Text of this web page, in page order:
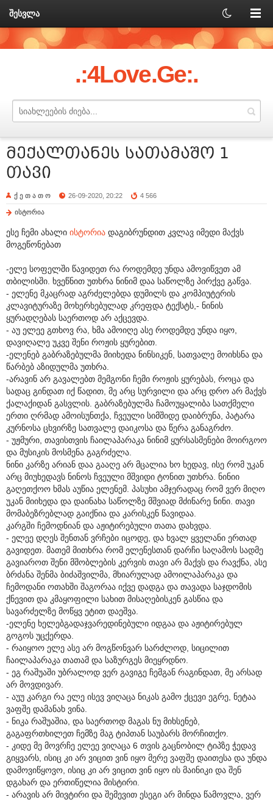
შესვლა
.:4Love.Ge:.
მექალთანეს სათამაშო 1
თავი
ქ ე თ ა თ ო 26-09-2020, 20:22 4 566
ისტორია
ესე ჩემი ახალი ისტორია დაგიბრუნდით კვლავ იმედი მაქვს
მოგეწონებათ
-ელე სოფელში წავიდეთ რა როდემდე უნდა ამოვიწვეთ ამ
თბილისში. ხვეწნით უთხრა ნინიმ დაა საწოლზე პირქვე გაწვა.
- ელენე მკაცრად აგრძელებდა დუმილს და კომპიუტერის
კლავიტურაზე მოხერხებულად კრეფდა ტექსტს,- ნინის
ყურადღებას საერთოდ არ აქცევდა.
- აუ ელეე გთხოვ რა, ხმა ამოიღე ასე როდემდე უნდა იყო,
დავიღალე უკვე შენი როჟის ყურებით.
-ელენებ გაბრაზებულმა მიიხედა ნინსიკენ, სათვალე მოიხსნა და
წარბებ აზიდულმა უთხრა.
-არავინ არ გავალებთ მემგონი ჩემი როჟის ყურებას, როცა და
სადაც გინდათ იქ წადით, მე არც სურვილი და არც დრო არ მაქვს
ქალაქიდან გასვლის. გაბრაზებულმა ჩამოუყალიბა სათქმელი
ერთი ღრმად ამოისუნთქა, ჩვეული სიმშიდე დაიბრუნა, პატარა
კურნოსა ცხვირზე სათვალე დაიკოსა და წერა განაგრძო.
- უჟმური, თავისთვის ჩაილაპარაკა ნინიმ ყურსასმენები მოირგოო
და მუსიკის მოსმენა გაგრძელა.
ნინი კარზე არიან დაა გააღე არ მცალია ხო ხედავ, ისე რომ უკან
არც მიუხედავს ნინოს ჩვეული მშვიდი ტონით უთხრა. ნინიი
გაღეთქოო ხმას აუწია ელენემ. პასუხი ამჯერადაც რომ ვერ მიღო
უკან მიიხედა და დაინახა საწოლზე მშვიად მძინარე ნინი. თავი
მომაბეზრებლად გაიქნია და კარისკენ წავიდაა.
კარგში ჩემოდნიან და აჟიტირებული თათა დახვდა.
- ელეე დღეს შენთან ვრჩები იცოდე, და ხვალ ყველანი ერთად
გავიდეთ. მათემ მითხრა რომ ელენესთან დარჩი საღამოს სადმე
გავიაროთ შენი მშობლების კერვის თავი არ მაქვს და რავქნა, ასე
ბრძანა შენმა ბიძაშვილმა, მხიარულად ამოილაპარაკა და
ჩემოდანი ოთახში შაგორაა იქვე დადგა და თავადა საჯდომის
ქნევით და კმაყოფილი სახით მისაღებისკენ გასწია და
სავარძელზე მოწყვ ეტით დაეშვა.
-ელენე ხელებგადაჯვარედინებული იდგაა და აჟიტირებულ
გოგოს უცქერდა.
- რაიყოო ელე ასე არ მოგწონვარ სარძლოდ, სიცილით
ჩაილაპარაკა თათამ და საზურგეს მიეყრდნო.
- ეგ რაშუაში უბრალოდ ვერ გავიგე ჩემგან რაგინდათ, მე არსად
არ მოვდივარ.
- აუუ კარგი რა ელე ისევ ვიღაცა ნიკას გამო ქცევი ეგრე, ნეტაა
ვაფშე დამანახ ვინა.
- ნიკა რაშუაშია, და საერთოდ მაგას ნუ მიხსენებ,
გაგაფრთხილეთ ჩემზე მაგ ტიპთან საუბარს მორჩითქო.
- კიდე მე მოვრჩე ელეე ვიღაცა 6 თვის გაცნობილ ტიპზე ჭედავ
გიყვარს, ისიც კი არ ვიცით ვინ იყო მერე ვაფშე დაითესა და უნდა
დამოვიწყოვო, ისიც კი არ ვიცით ვინ იყო ის მაინიკი და შენ
დგახარ და ერთიწელია მისტირი.
- არავის არ მივტირი და შემევით ესეგი არ მინდა წამოვლა, ვერ